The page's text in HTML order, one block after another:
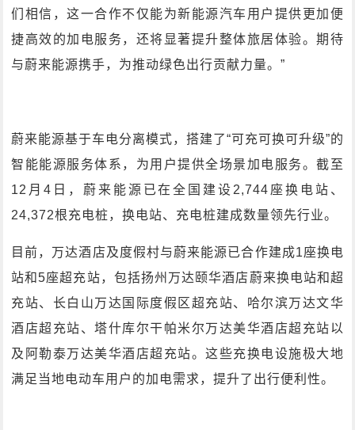
们相信，这一合作不仅能为新能源汽车用户提供更加便
捷高效的加电服务，还将显著提升整体旅居体验。期待
与蔚来能源携手，为推动绿色出行贡献力量。”
蔚来能源基于车电分离模式，搭建了“可充可换可升级”的
智能能源服务体系，为用户提供全场景加电服务。截至
12月4日，蔚来能源已在全国建设2,744座换电站、
24,372根充电桩，换电站、充电桩建成数量领先行业。
目前，万达酒店及度假村与蔚来能源已合作建成1座换电
站和5座超充站，包括扬州万达颐华酒店蔚来换电站和超
充站、长白山万达国际度假区超充站、哈尔滨万达文华
酒店超充站、塔什库尔干帕米尔万达美华酒店超充站以
及阿勒泰万达美华酒店超充站。这些充换电设施极大地
满足当地电动车用户的加电需求，提升了出行便利性。